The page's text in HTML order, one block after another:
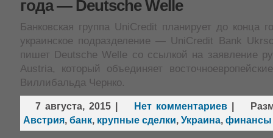
года — Deutsche Welle
Банковская группа UniCredit планирует до конца
украинское подразделение — UniCredit Bank
пишет Deutsche Welle со ссылкой на заявление
Austria, который объединяет
Виллибальда Чернко.
7 августа, 2015| Нет комментариев
Австрия, банк, крупные сделки, Украина, финансы